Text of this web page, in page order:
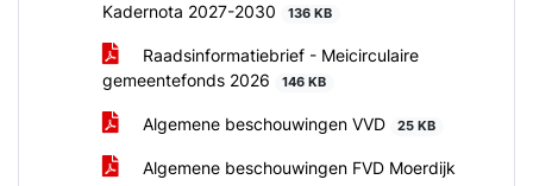
Kadernota 2027-2030
136 KB
Raadsinformatiebrief - Meicirculaire
gemeentefonds 2026
146 KB
Algemene beschouwingen VVD 25 KB
Algemene beschouwingen FVD Moerdijk